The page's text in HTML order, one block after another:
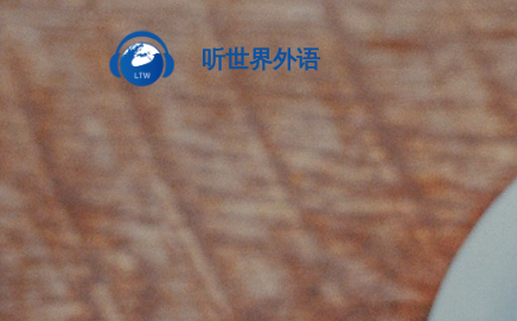
听世界外语